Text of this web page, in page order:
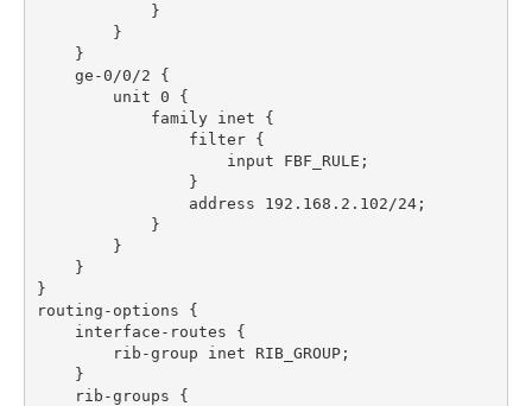
            }
        }
    }
    ge-0/0/2 {
        unit 0 {
            family inet {
                filter {
                    input FBF_RULE;
                }
                address 192.168.2.102/24;
            }
        }
    }
}
routing-options {
    interface-routes {
        rib-group inet RIB_GROUP;
    }
    rib-groups {